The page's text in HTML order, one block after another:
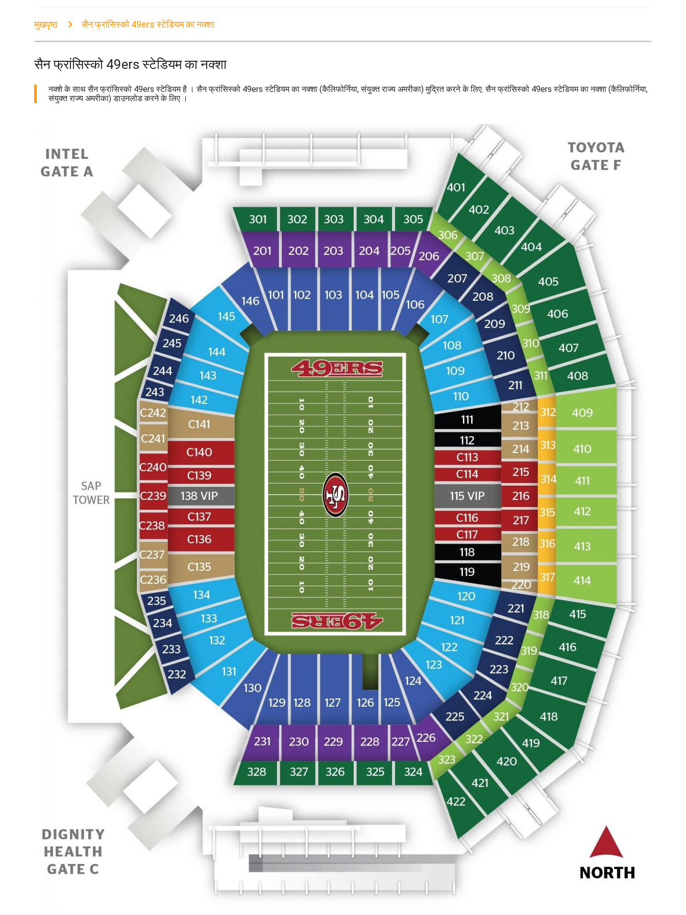
मुखपृष्ठ सैन फ्रांसिस्को 49ers स्टेडियम का नक्शा
सैन फ्रांसिस्को 49ers स्टेडियम का नक्शा
नक्शे के साथ सैन फ्रांसिस्को 49ers स्टेडियम है । सैन फ्रांसिस्को 49ers स्टेडियम का नक्शा (कैलिफोर्निया, संयुक्त राज्य अमरीका) मुद्रित करने के लिए. सैन फ्रांसिस्को 49ers स्टेडियम का नक्शा (कैलिफोर्निया,
संयुक्त राज्य अमरीका) डाउनलोड करने के लिए ।